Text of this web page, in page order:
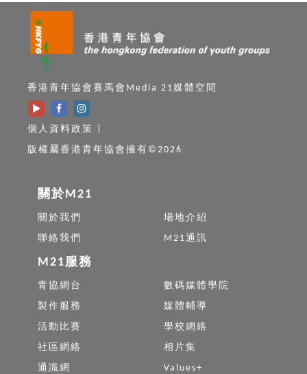
香港青年協會賽馬會Media 21媒體空間
個人資料政策
版權屬香港青年協會擁有©2026
關於M21
關於我們
場地介紹
聯絡我們
M21通訊
M21服務
青協網台
數碼媒體學院
製作服務
媒體輔導
活動比賽
學校網絡
社區網絡
相片集
通識網
Values+